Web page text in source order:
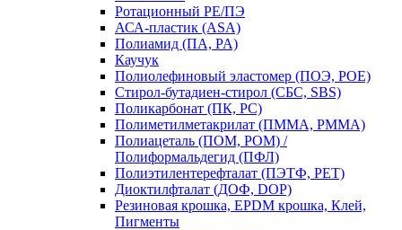
Ротационный PE/ПЭ
АСА-пластик (ASA)
Полиамид (ПА, PA)
Каучук
Полиолефиновый эластомер (ПОЭ, POE)
Стирол-бутадиен-стирол (СБС, SBS)
Поликарбонат (ПК, PC)
Полиметилметакрилат (ПММА, PMMA)
Полиацеталь (ПОМ, POM) /
Полиформальдегид (ПФЛ)
Полиэтилентерефталат (ПЭТФ, PET)
Диоктилфталат (ДОФ, DOP)
Резиновая крошка, EPDM крошка, Клей,
Пигменты